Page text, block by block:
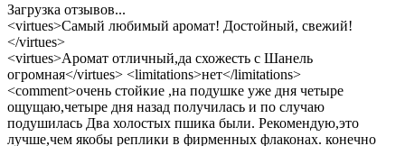
Загрузка отзывов...
<virtues>Самый любимый аромат! Достойный, свежий!
</virtues>
<virtues>Аромат отличный,да схожесть с Шанель
огромная</virtues> <limitations>нет</limitations>
<comment>очень стойкие ,на подушке уже дня четыре
ощущаю,четыре дня назад получилась и по случаю
подушилась Два холостых пшика были. Рекомендую,это
лучше,чем якобы реплики в фирменных флаконах. конечно